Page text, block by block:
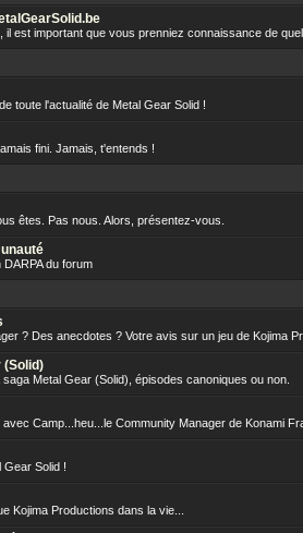
il est important que vous prenniez connaissance de
toute l'actualité de Metal Gear Solid !
fini. Jamais, t'entends !
êtes. Pas nous. Alors, présentez-vous.
du forum
? Des anecdotes ? Votre avis sur un jeu de Kojima
(Solid)
Metal Gear (Solid), épisodes canoniques ou non.
Camp...heu...le Community Manager de Konami
Gear Solid !
Kojima Productions dans la vie...